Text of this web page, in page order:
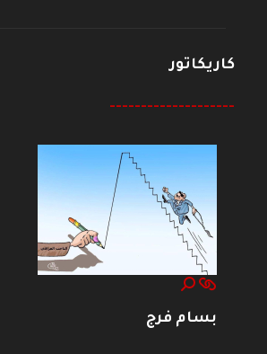
كاريكاتور
--------------------
بسام فرج